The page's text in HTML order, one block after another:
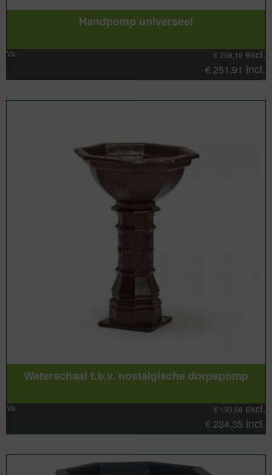
Handpomp universeel
Va: € 208,19 excl.
€ 251,91 incl.
Waterschaal t.b.v. nostalgische dorpspomp
Va: € 193,68 excl.
€ 234,35 incl.